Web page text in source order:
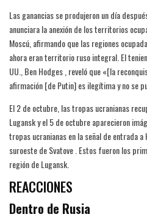
Las ganancias se produjeron un día
anunciara la anexión de los territorios
Moscú, afirmando que las regiones
ahora eran territorio ruso integral. El
UU., Ben Hodges , reveló que «[la
afirmación [de Putin] es ilegítima y no se
El 2 de octubre, las tropas ucranianas
Lugansk y el 5 de octubre aparecieron
tropas ucranianas en la señal de entrada a
suroeste de Svatove . Estos fueron los
región de Lugansk.
REACCIONES
Dentro de Rusia